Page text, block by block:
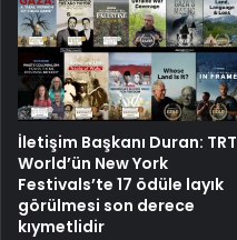
İletişim Başkanı Duran: TRT
World’ün New York
Festivals’te 17 ödüle layık
görülmesi son derece
kıymetlidir